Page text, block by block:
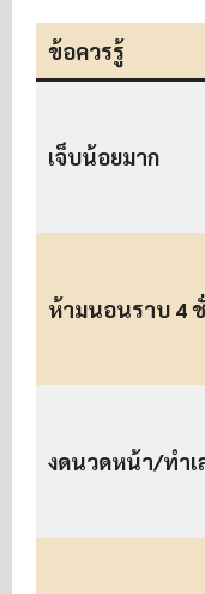
ข้อควรรู้
เจ็บน้อยมาก
ห้ามนอนราบ 4
งดนวดหน้า/ทำเ